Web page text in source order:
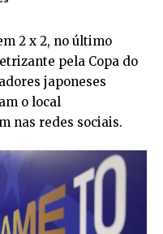
2 x 2, no último
pela Copa do
japoneses
o local
nas redes sociais.